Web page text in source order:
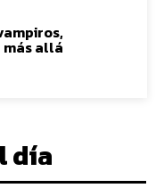
allá
día